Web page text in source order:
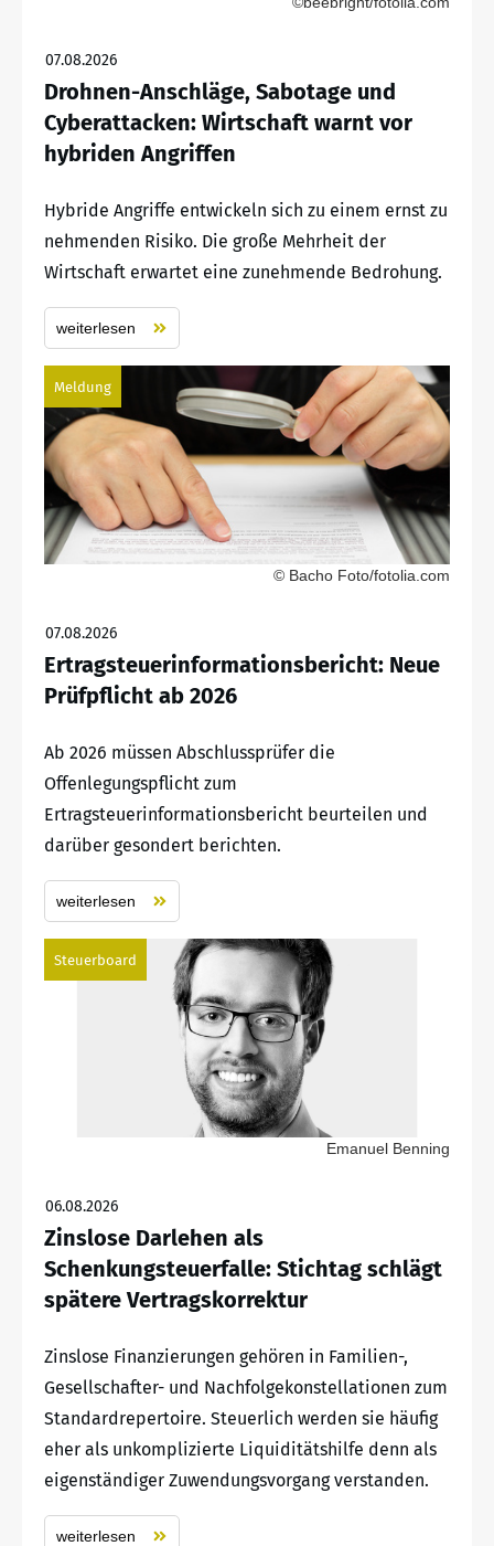
07.08.2026
Drohnen-Anschläge, Sabotage und
Cyberattacken: Wirtschaft warnt vor
hybriden Angriffen
Hybride Angriffe entwickeln sich zu einem ernst zu
nehmenden Risiko. Die große Mehrheit der
Wirtschaft erwartet eine zunehmende Bedrohung.
weiterlesen
Meldung
© Bacho Foto/fotolia.com
07.08.2026
Ertragsteuerinformationsbericht: Neue
Prüfpflicht ab 2026
Ab 2026 müssen Abschlussprüfer die
Offenlegungspflicht zum
Ertragsteuerinformationsbericht beurteilen und
darüber gesondert berichten.
weiterlesen
Steuerboard
Emanuel Benning
06.08.2026
Zinslose Darlehen als
Schenkungsteuerfalle: Stichtag schlägt
spätere Vertragskorrektur
Zinslose Finanzierungen gehören in Familien-,
Gesellschafter- und Nachfolgekonstellationen zum
Standardrepertoire. Steuerlich werden sie häufig
eher als unkomplizierte Liquiditätshilfe denn als
eigenständiger Zuwendungsvorgang verstanden.
weiterlesen